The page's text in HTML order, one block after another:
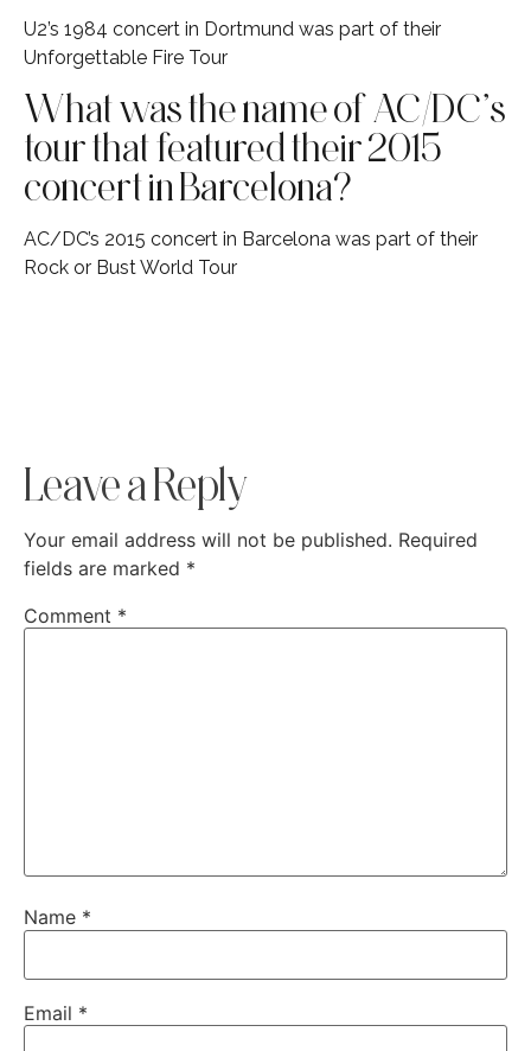
U2’s 1984 concert in Dortmund was part of their
Unforgettable Fire Tour
What was the name of AC/DC’s
tour that featured their 2015
concert in Barcelona?
AC/DC’s 2015 concert in Barcelona was part of their
Rock or Bust World Tour
Leave a Reply
Your email address will not be published. Required
fields are marked *
Comment *
Name *
Email *